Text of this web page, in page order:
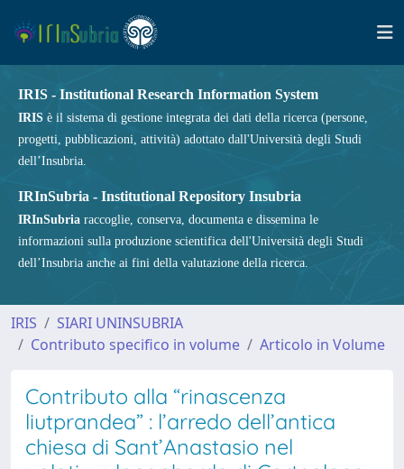
IRIS - Institutional Research Information System
IRIS è il sistema di gestione integrata dei dati della ricerca (persone,
progetti, pubblicazioni, attività) adottato dall'Università degli Studi
dell’Insubria.
IRInSubria - Institutional Repository Insubria
IRInSubria raccoglie, conserva, documenta e dissemina le
informazioni sulla produzione scientifica dell'Università degli Studi
dell’Insubria anche ai fini della valutazione della ricerca.
IRIS
SIARI UNINSUBRIA
Contributo specifico in volume
Articolo in Volume
Contributo alla “rinascenza
liutprandea” : l’arredo dell’antica
chiesa di Sant’Anastasio nel